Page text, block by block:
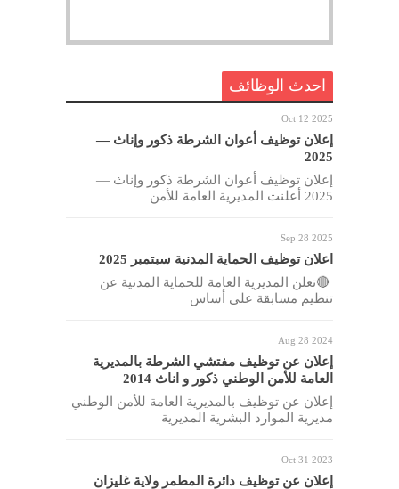
احدث الوظائف
Oct 12 2025
إعلان توظيف أعوان الشرطة ذكور وإناث —
2025
إعلان توظيف أعوان الشرطة ذكور وإناث —
2025 أعلنت المديرية العامة للأمن
Sep 28 2025
اعلان توظيف الحماية المدنية سبتمبر 2025
🔴تعلن المديرية العامة للحماية المدنية عن
تنظيم مسابقة على أساس
Aug 28 2024
إعلان عن توظيف مفتشي الشرطة بالمديرية
العامة للأمن الوطني ذكور و اناث 2014
إعلان عن توظيف بالمديرية العامة للأمن الوطني
مديرية الموارد البشرية المديرية
Oct 31 2023
إعلان عن توظيف دائرة المطمر ولاية غليزان